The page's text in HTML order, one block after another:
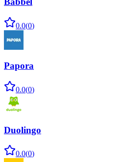
0.0(0)
Papora
0.0(0)
Duolingo
0.0(0)